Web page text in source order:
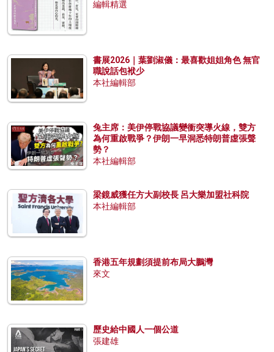
編輯精選
書展2026｜葉劉淑儀：最喜歡姐姐角色 無官
職說話包袱少
本社編輯部
兔主席：美伊停戰協議變衝突導火線，雙方
為何重啟戰爭？伊朗一早洞悉特朗普虛張聲
勢？
本社編輯部
梁鏡威獲任方大副校長 呂大樂加盟社科院
本社編輯部
香港五年規劃須提前布局大鵬灣
來文
歷史給中國人一個公道
張建雄